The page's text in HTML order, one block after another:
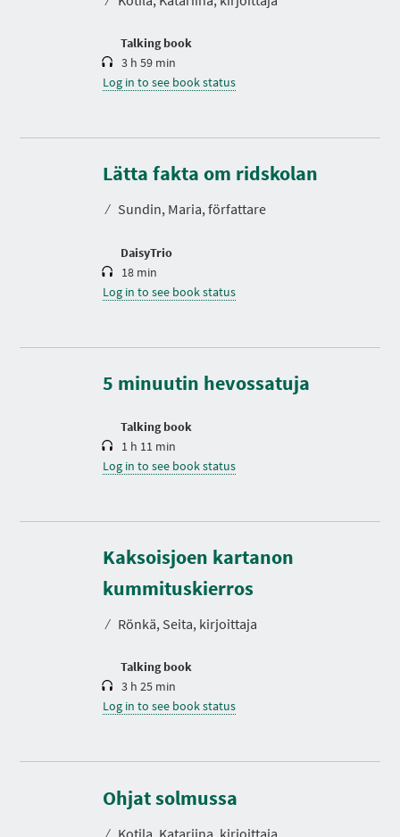
Talking book
i
3 h 59 min
Log in to see book status
Lätta fakta om ridskolan
⁄ Sundin, Maria, författare
DaisyTrio
D
r
a
i
18 min
Log in to see book status
5 minuutin hevossatuja
Talking book
i
1 h 11 min
Log in to see book status
Kaksoisjoen kartanon
kummituskierros
⁄ Rönkä, Seita, kirjoittaja
Talking book
D
u
r
a
i
3 h 25 min
Log in to see book status
Ohjat solmussa
⁄ Kotila, Katariina, kirjoittaja
D
r
a